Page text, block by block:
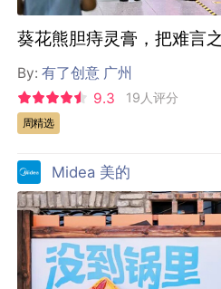
葵花熊胆痔灵膏，把难言
By:有了创意 广州
9.3
19人评分
周精选
Midea 美的